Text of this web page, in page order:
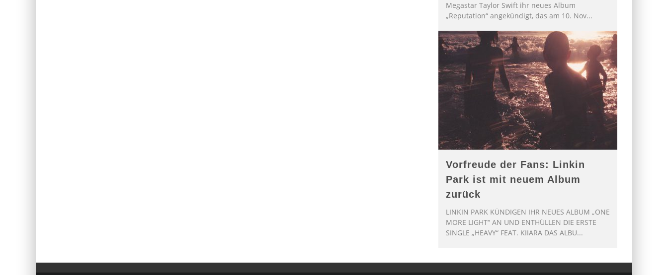
Megastar Taylor Swift ihr neues Album
„Reputation“ angekündigt, das am 10. Nov...
Vorfreude der Fans: Linkin
Park ist mit neuem Album
zurück
LINKIN PARK KÜNDIGEN IHR NEUES ALBUM „ONE
MORE LIGHT“ AN UND ENTHÜLLEN DIE ERSTE
SINGLE „HEAVY“ FEAT. KIIARA DAS ALBU...